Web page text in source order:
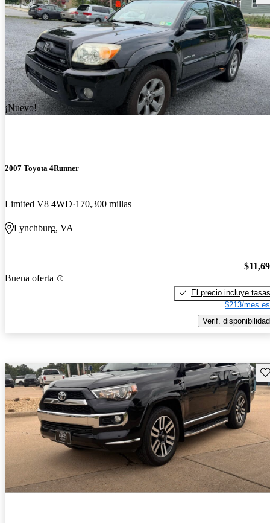
¡Nuevo!
2007 Toyota 4Runner
Limited V8 4WD 170,300 millas
Lynchburg, VA
Buena oferta
El precio incluye tasas
$213/mes
Verif. disponibilidad